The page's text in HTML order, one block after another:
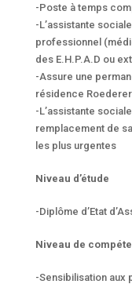
-Poste à temps
-L’assistante
professionnel
des E.H.P.A.D ou
-Assure une
résidence Roederer
-L’assistante
remplacement de
les plus urgentes
Niveau d’étude
-Diplôme d’Etat
Niveau de
-Sensibilisation aux